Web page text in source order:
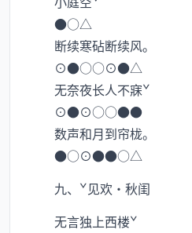
●○△
断续寒砧断续风。
⊙●○○⊙●△
无奈夜长人不寐ˇ
⊙●⊙○○●●
数声和月到帘栊。
●○⊙●●○△
九、ˇ见欢·秋闺
无言独上西楼ˇ